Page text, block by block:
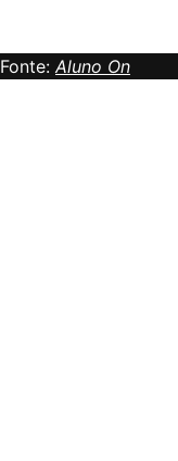
Fonte: Aluno On